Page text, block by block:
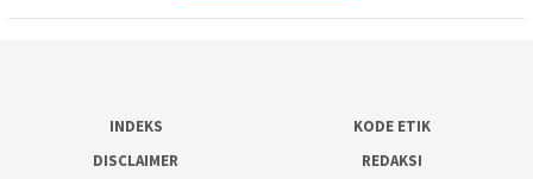
INDEKS
KODE ETIK
DISCLAIMER
REDAKSI